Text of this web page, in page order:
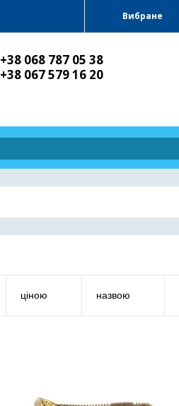
Вибране
+38 068 787 05 38
+38 067 579 16 20
ціною назвою